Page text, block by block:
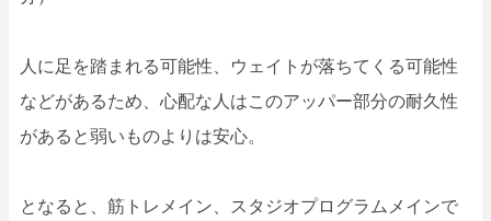
人に足を踏まれる可能性、ウェイトが落ちてくる可能性
などがあるため、心配な人はこのアッパー部分の耐久性
があると弱いものよりは安心。
となると、筋トレメイン、スタジオプログラムメインで